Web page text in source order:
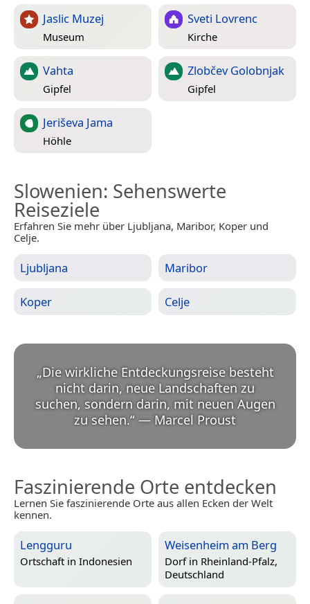
Jaslic Muzej
Museum
Sveti Lovrenc
Kirche
Vahta
Gipfel
Zlobčev Golobnjak
Gipfel
Jeriševa Jama
Höhle
Slowenien: Sehenswerte
Reiseziele
Erfahren Sie mehr über Ljubljana, Maribor, Koper und
Celje.
Ljubljana Maribor
Koper Celje
„Die wirkliche Entdeckungsreise besteht
nicht darin, neue Landschaften zu
suchen, sondern darin, mit neuen Augen
zu sehen.“ — Marcel Proust
Faszinierende Orte entdecken
Lernen Sie faszinierende Orte aus allen Ecken der Welt
kennen.
Lengguru
Ortschaft in Indonesien
Weisenheim am Berg
Dorf in Rheinland-Pfalz,
Deutschland